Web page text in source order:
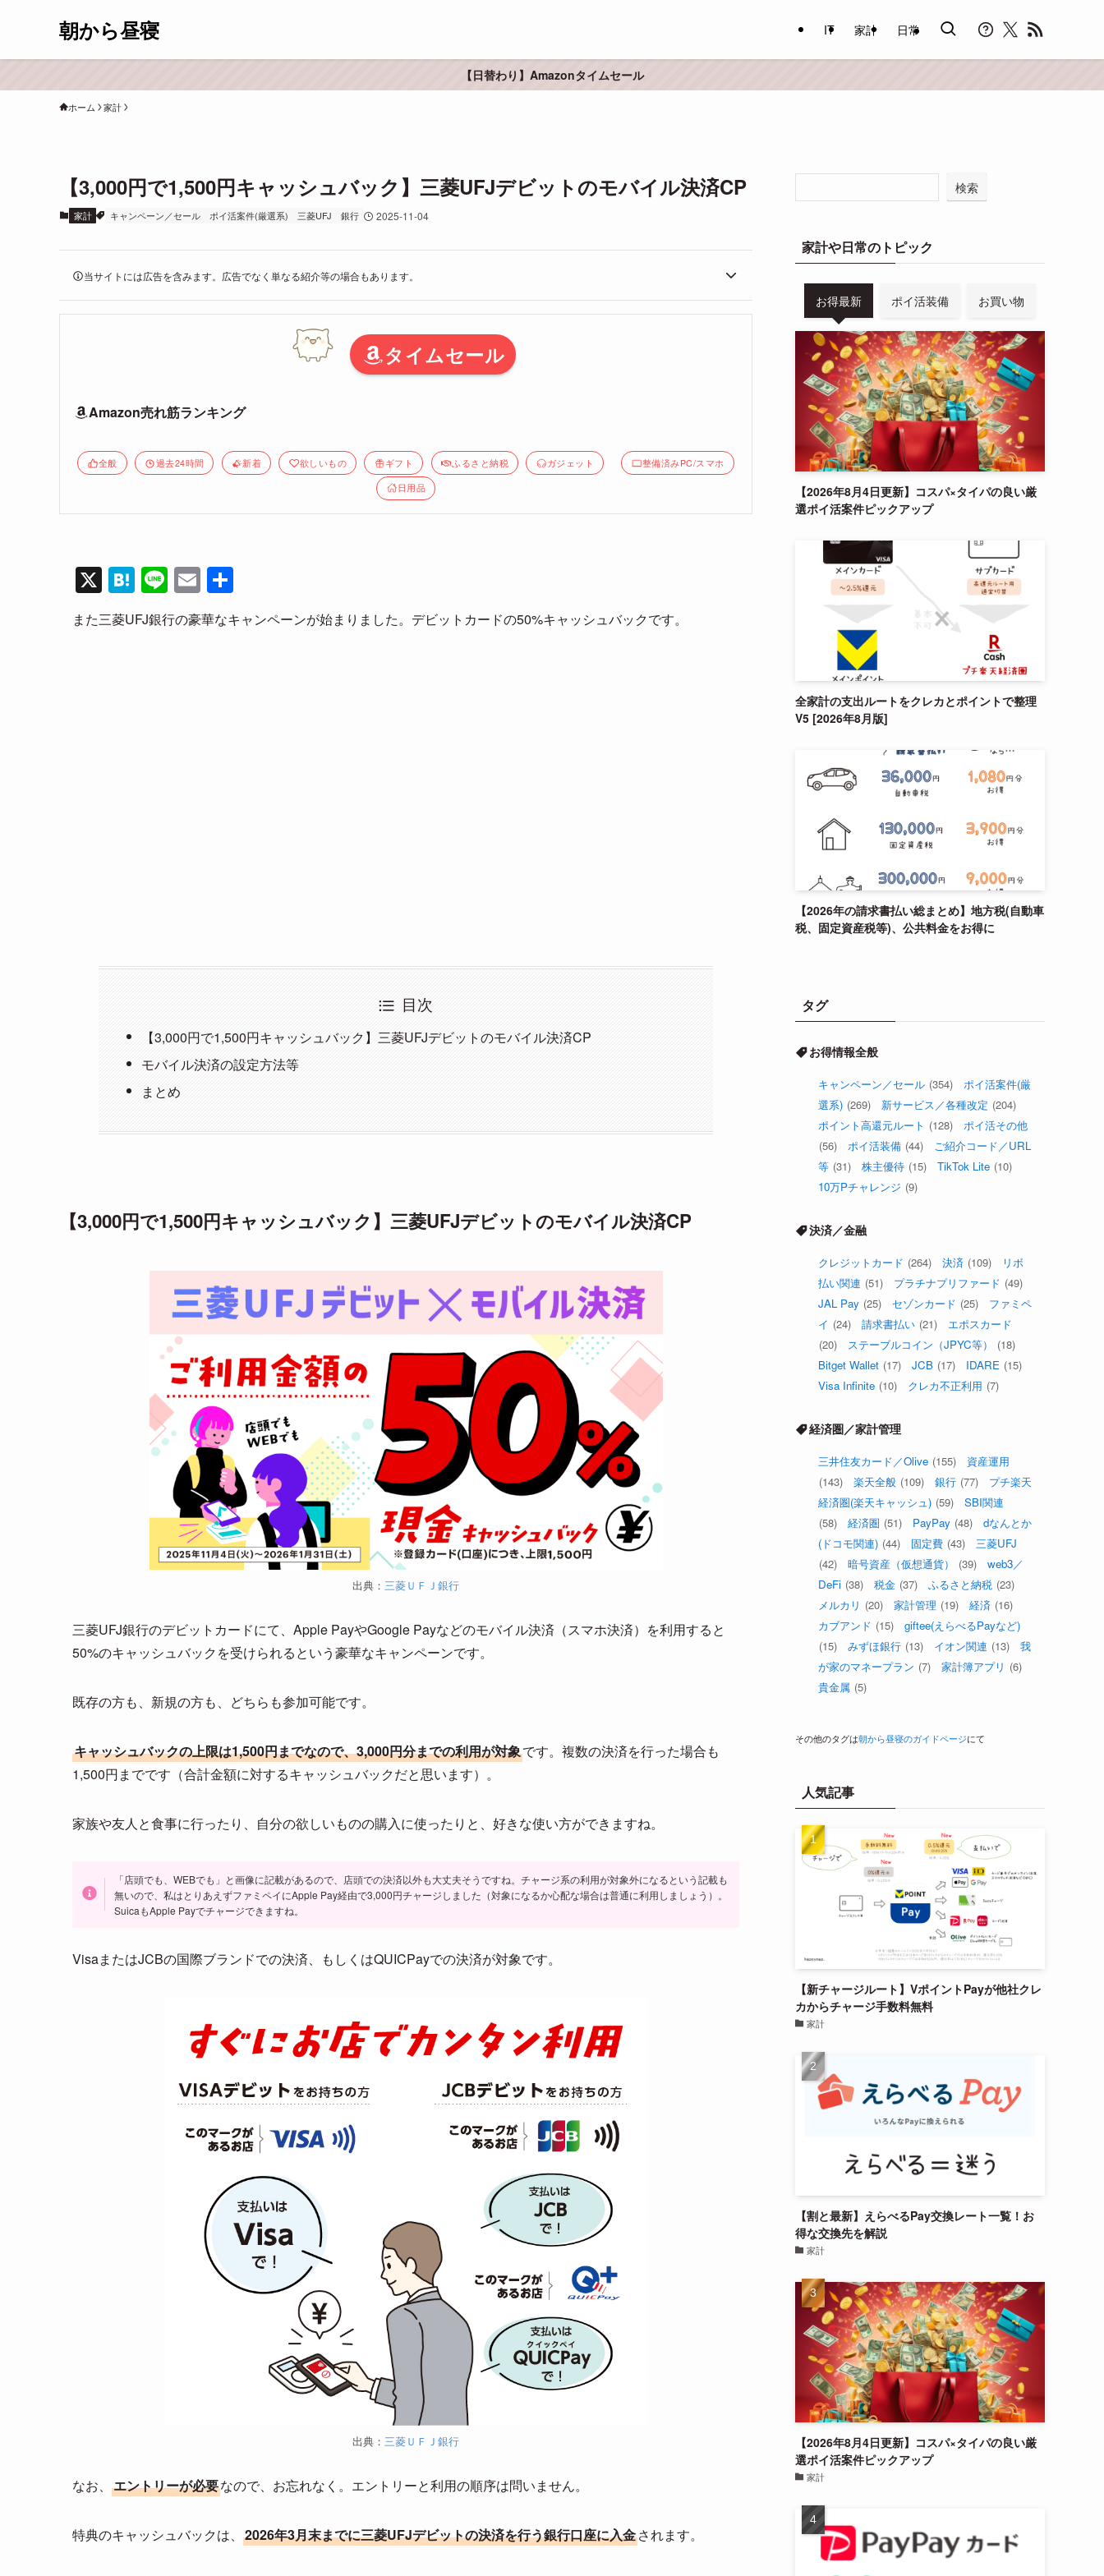
朝から昼寝 IT 家計 日常
【日替わり】Amazonタイムセール
ホーム 家計
【3,000円で1,500円キャッシュバック】三菱UFJデビットのモバイル決済CP
家計 キャンペーン／セール ポイ活案件(厳選系) 三菱UFJ 銀行 2025-11-04
当サイトには広告を含みます。広告でなく単なる紹介等の場合もあります。
タイムセール
Amazon売れ筋ランキング
全般 過去24時間 新着 欲しいもの ギフト ふるさと納税 ガジェット 整備済みPC/スマホ
日用品
X H
at
e
Li
n
e
E
m
ail
有
また三菱UFJ銀行の豪華なキャンペーンが始まりました。デビットカードの50%キャッシュバックです。
目次
【3,000円で1,500円キャッシュバック】三菱UFJデビットのモバイル決済CP
モバイル決済の設定方法等
まとめ
【3,000円で1,500円キャッシュバック】三菱UFJデビットのモバイル決済CP
出典： 三菱ＵＦＪ銀行
三菱UFJ銀行のデビットカードにて、Apple PayやGoogle Payなどのモバイル決済（スマホ決済）を利用すると
50%のキャッシュバックを受けられるという豪華なキャンペーンです。
既存の方も、新規の方も、どちらも参加可能です。
キャッシュバックの上限は1,500円までなので、3,000円分までの利用が対象です。複数の決済を行った場合も
1,500円までです（合計金額に対するキャッシュバックだと思います）。
家族や友人と食事に行ったり、自分の欲しいものの購入に使ったりと、好きな使い方ができますね。
「店頭でも、WEBでも」と画像に記載があるので、店頭での決済以外も大丈夫そうですね。チャージ系の利用が対象外になるという記載も
無いので、私はとりあえずファミペイにApple Pay経由で3,000円チャージしました（対象になるか心配な場合は普通に利用しましょう）。
SuicaもApple Payでチャージできますね。
VisaまたはJCBの国際ブランドでの決済、もしくはQUICPayでの決済が対象です。
出典： 三菱ＵＦＪ銀行
なお、 エントリーが必要なので、お忘れなく。エントリーと利用の順序は問いません。
特典のキャッシュバックは、 2026年3月末までに三菱UFJデビットの決済を行う銀行口座に入金されます。
検索
家計や日常のトピック
お得最新 ポイ活装備 お買い物
【2026年8月4日更新】コスパ×タイパの良い厳
選ポイ活案件ピックアップ
全家計の支出ルートをクレカとポイントで整理
V5 [2026年8月版]
【2026年の請求書払い総まとめ】地方税(自動車
税、固定資産税等)、公共料金をお得に
タグ
お得情報全般
キャンペーン／セール (354)
ポイ活案件(厳
選系) (269) 新サービス／各種改定 (204)
ポイント高還元ルート (128)
ポイ活その他
(56)
ポイ活装備 (44)
ご紹介コード／URL
等 (31) 株主優待 (15) TikTok Lite (10)
10万Pチャレンジ (9)
決済／金融
クレジットカード (264) 決済 (109)
リボ
払い関連 (51) プラチナプリファード (49)
JAL Pay (25) セゾンカード (25)
ファミペ
イ (24) 請求書払い (21)
エポスカード
(20)
ステーブルコイン（JPYC等）
(18)
Bitget Wallet (17) JCB (17) IDARE (15)
Visa Infinite (10) クレカ不正利用 (7)
経済圏／家計管理
三井住友カード／Olive (155)
資産運用
(143)
楽天全般 (109) 銀行 (77)
プチ楽天
経済圏(楽天キャッシュ) (59)
SBI関連
(58)
経済圏 (51) PayPay (48)
dなんとか
(ドコモ関連) (44) 固定費 (43)
三菱UFJ
(42)
暗号資産（仮想通貨） (39)
web3／
DeFi (38) 税金 (37) ふるさと納税 (23)
メルカリ (20) 家計管理 (19) 経済 (16)
カブアンド (15)
giftee(えらべるPayなど)
(15)
みずほ銀行 (13) イオン関連 (13)
我
が家のマネープラン (7) 家計簿アプリ (6)
貴金属 (5)
その他のタグは朝から昼寝のガイドページにて
人気記事
【新チャージルート】VポイントPayが他社クレ
カからチャージ手数料無料
家計
【割と最新】えらべるPay交換レート一覧！お
得な交換先を解説
家計
【2026年8月4日更新】コスパ×タイパの良い厳
選ポイ活案件ピックアップ
家計